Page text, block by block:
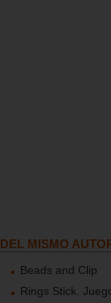
DEL MISMO
Beads and Clip
Rings Stick.